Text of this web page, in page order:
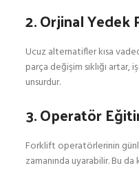
2. Orjinal Yedek
Ucuz alternatifler kısa
parça değişim sıklığı
unsurdur.
3. Operatör
Forklift operatörlerinin
zamanında uyarabilir. Bu